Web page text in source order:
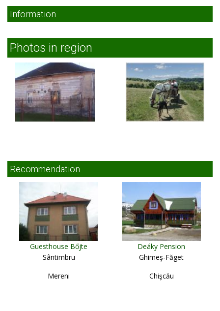
Information
Photos in region
Recommendation
Guesthouse Bőjte
Sântimbru
Deáky Pension
Ghimeş-Făget
Mereni
Chişcău